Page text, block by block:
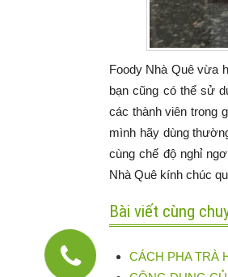
Foody Nhà Quê vừa
bạn cũng có thể sử
các thành viên trong
mình hãy dùng
cùng chế độ nghỉ
Nhà Quê kính chúc
Bài viết cùng
CÁCH PHA TRÀ